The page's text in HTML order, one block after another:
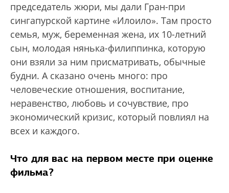
председатель жюри, мы дали Гран-при
сингапурской картине «Илоило». Там просто
семья, муж, беременная жена, их 10-летний
сын, молодая нянька-филиппинка, которую
они взяли за ним присматривать, обычные
будни. А сказано очень много: про
человеческие отношения, воспитание,
неравенство, любовь и сочувствие, про
экономический кризис, который повлиял на
всех и каждого.
Что для вас на первом месте при оценке
фильма?